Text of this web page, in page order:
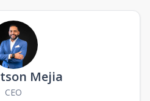
Mejia
CEO